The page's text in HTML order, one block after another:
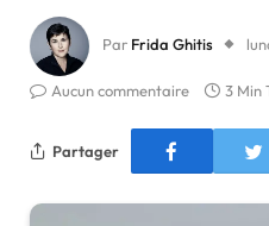
Par Frida Ghitis
Aucun commentaire 3 Min
Partager